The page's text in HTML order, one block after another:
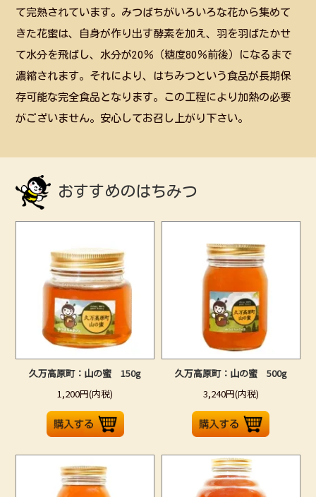
て完熟されています。みつばちがいろいろな花から集めて
きた花蜜は、自身が作り出す酵素を加え、羽を羽ばたかせ
て水分を飛ばし、水分が20％（糖度80％前後）になるまで
濃縮されます。それにより、はちみつという食品が長期保
存可能な完全食品となります。この工程により加熱の必要
がございません。安心してお召し上がり下さい。
おすすめのはちみつ
久万高原町：山の蜜 150g
1,200円(内税)
久万高原町：山の蜜 500g
3,240円(内税)